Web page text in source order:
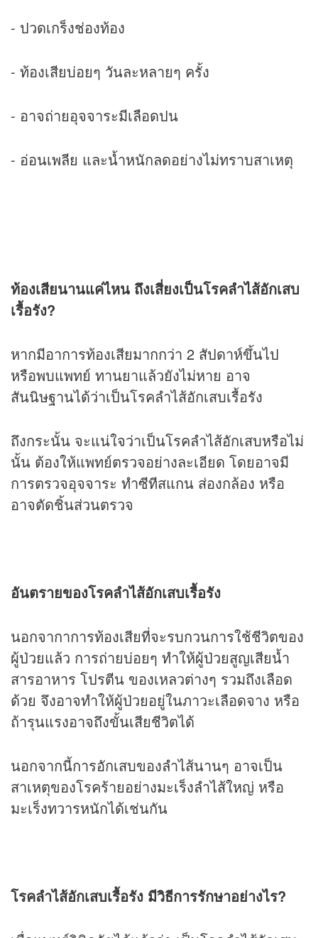
- ปวดเกร็งช่องท้อง
- ท้องเสียบ่อยๆ วันละหลายๆ ครั้ง
- อาจถ่ายอุจจาระมีเลือดปน
- อ่อนเพลีย และน้ำหนักลดอย่างไม่ทราบสาเหตุ
ท้องเสียนานแค่ไหน ถึงเสี่ยงเป็นโรคลำไส้อักเสบ
เรื้อรัง?
หากมีอาการท้องเสียมากกว่า 2 สัปดาห์ขึ้นไป
หรือพบแพทย์ ทานยาแล้วยังไม่หาย อาจ
สันนิษฐานได้ว่าเป็นโรคลำไส้อักเสบเรื้อรัง
ถึงกระนั้น จะแน่ใจว่าเป็นโรคลำไส้อักเสบหรือไม่
นั้น ต้องให้แพทย์ตรวจอย่างละเอียด โดยอาจมี
การตรวจอุจจาระ ทำซีทีสแกน ส่องกล้อง หรือ
อาจตัดชิ้นส่วนตรวจ
อันตรายของโรคลำไส้อักเสบเรื้อรัง
นอกจากาการท้องเสียที่จะรบกวนการใช้ชีวิตของ
ผู้ป่วยแล้ว การถ่ายบ่อยๆ ทำให้ผู้ป่วยสูญเสียน้ำ
สารอาหาร โปรตีน ของเหลวต่างๆ รวมถึงเลือด
ด้วย จึงอาจทำให้ผู้ป่วยอยู่ในภาวะเลือดจาง หรือ
ถ้ารุนแรงอาจถึงขั้นเสียชีวิตได้
นอกจากนี้การอักเสบของลำไส้นานๆ อาจเป็น
สาเหตุของโรคร้ายอย่างมะเร็งลำไส้ใหญ่ หรือ
มะเร็งทวารหนักได้เช่นกัน
โรคลำไส้อักเสบเรื้อรัง มีวิธีการรักษาอย่างไร?